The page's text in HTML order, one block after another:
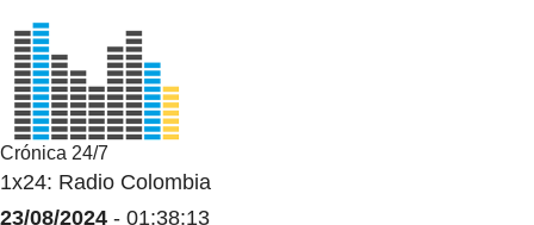
Crónica 24/7
1x24: Radio Colombia
23/08/2024 - 01:38:13